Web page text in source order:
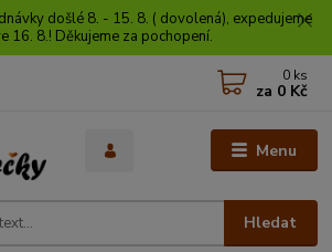
došlé 8. - 15. 8. ( dovolená), expedujeme
16. 8.! Děkujeme za pochopení.
Menu
Hledat
0 ks
za 0 Kč